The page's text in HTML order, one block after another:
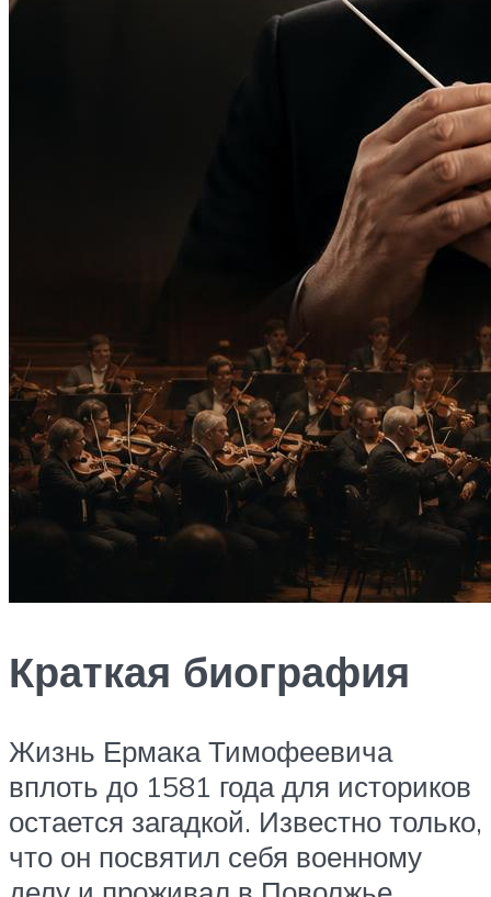
Краткая биография
Жизнь Ермака Тимофеевича
вплоть до 1581 года для историков
остается загадкой. Известно только,
что он посвятил себя военному